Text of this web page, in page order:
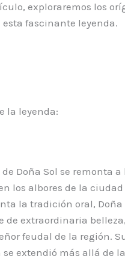
exploraremos los
esta fascinante leyenda.
la leyenda:
Doña Sol se remonta a
los albores de la
la tradición oral, Doña
de extraordinaria
feudal de la región.
extendió más allá de